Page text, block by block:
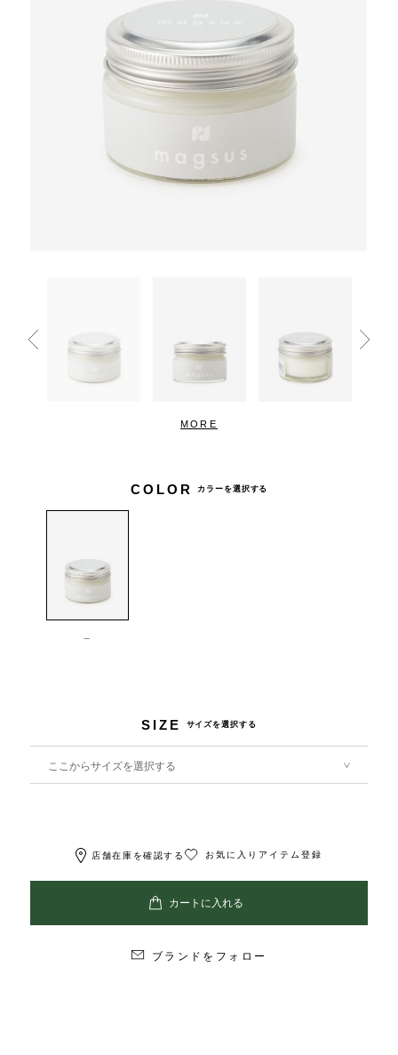
MORE
COLOR カラーを選択する
SIZE サイズを選択する
ここからサイズを選択する
店舗在庫を確認する お気に入りアイテム登録
ブランドをフォロー